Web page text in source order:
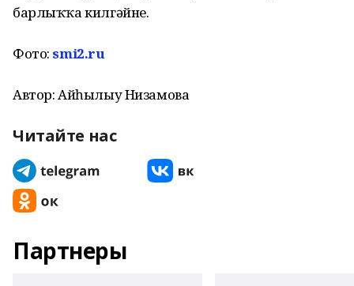
барлыҡҡа килгәйне.
Фото: smi2.ru
Автор: Айһылыу Низамова
Читайте нас
Партнеры